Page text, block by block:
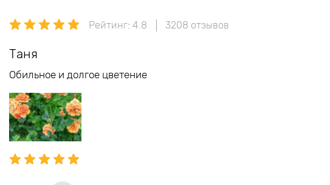
Рейтинг: 4.8 3208 отзывов
Таня
Обильное и долгое цветение